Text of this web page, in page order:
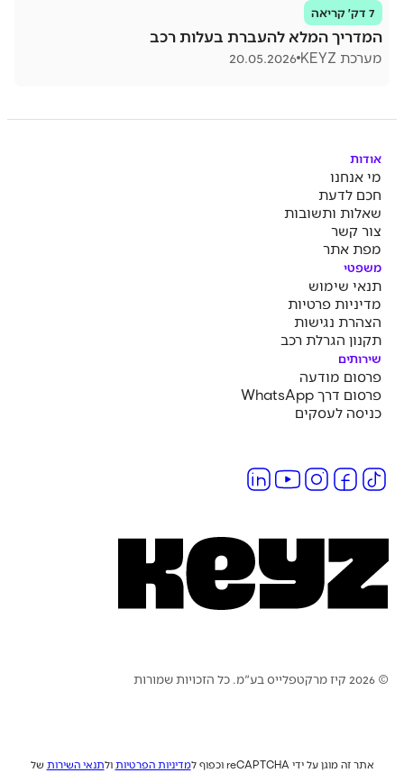
7 דק׳ קריאה
המדריך המלא להעברת בעלות רכב
מערכת KEYZ 20.05.2026
אודות
מי אנחנו
חכם לדעת
שאלות ותשובות
צור קשר
מפת אתר
משפטי
תנאי שימוש
מדיניות פרטיות
הצהרת נגישות
תקנון הגרלת רכב
שירותים
פרסום מודעה
פרסום דרך WhatsApp
כניסה לעסקים
© 2026 קיז מרקטפלייס בע"מ. כל הזכויות שמורות
אתר זה מוגן על ידי reCAPTCHA וכפוף ל מדיניות הפרטיות ולתנאי השירות של